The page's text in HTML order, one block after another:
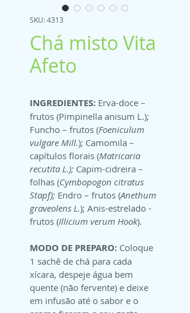
SKU: 4313
Chá misto Vita
Afeto
INGREDIENTES: Erva-doce –
frutos (Pimpinella anisum L.);
Funcho – frutos (Foeniculum
vulgare Mill.); Camomila –
capítulos florais (Matricaria
recutita L.); Capim-cidreira –
folhas (Cymbopogon citratus
Stapf); Endro – frutos (Anethum
graveolens L.); Anis-estrelado -
frutos (Illicium verum Hook).
MODO DE PREPARO: Coloque
1 sachê de chá para cada
xícara, despeje água bem
quente (não fervente) e deixe
em infusão até o sabor e o